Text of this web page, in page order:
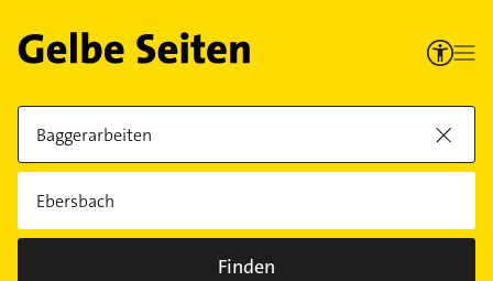
Finden